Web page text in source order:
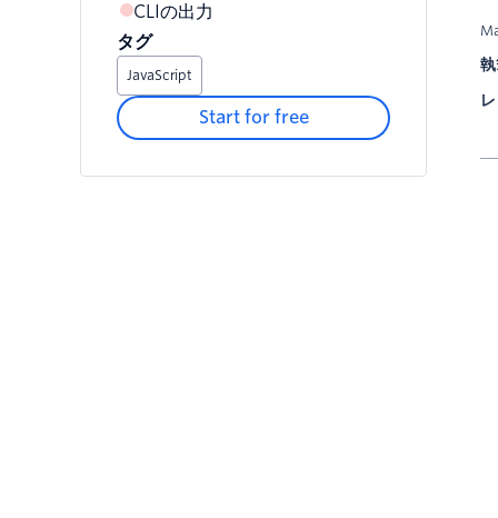
CLIの出力
タグ
JavaScript
Start for free